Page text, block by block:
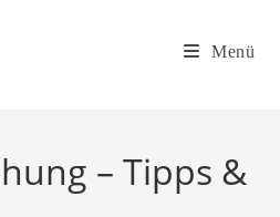
Menü
– Tipps &